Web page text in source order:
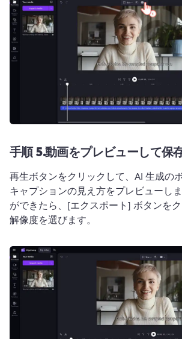
手順 5.動画をプレビューして保
再生ボタンをクリックして、AI 生成の
キャプションの見え方をプレビューしま
ができたら、[エクスポート] ボタンを
解像度を選びます。